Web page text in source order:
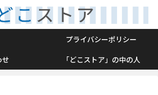
プライバシーポリシー
「どこストア」の中の人